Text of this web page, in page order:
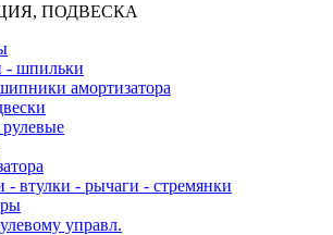
ПОДВЕСКА
- шпильки
амортизатора
- втулки - рычаги - стремянки
управл.